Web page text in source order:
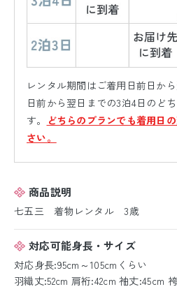
レンタル期間はご着用日前日か
日前から翌日までの3泊4日のど
す。
どちらのプランでも着用日
さい。
商品説明
七五三 着物レンタル 3歳
対応可能身長・サイズ
対応身長:95cm～105cmくらい
羽織丈:52cm 肩裄:42cm 袖丈:45cm